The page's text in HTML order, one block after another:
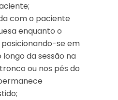
com o paciente
enquanto o
se em
da sessão na
ou nos pés do